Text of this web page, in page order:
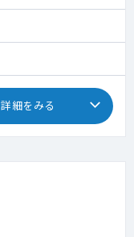
詳細をみる